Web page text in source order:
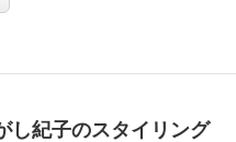
し紀子のスタイリング